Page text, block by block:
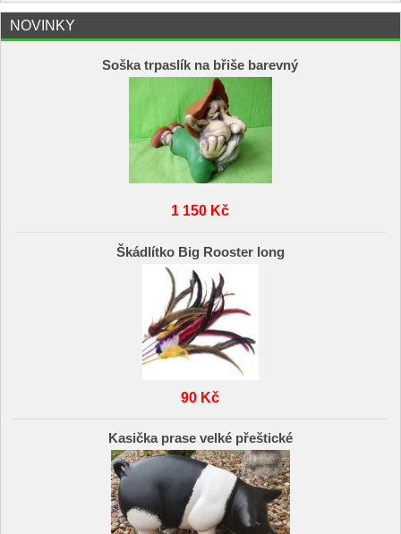
NOVINKY
Soška trpaslík na břiše barevný
1 150 Kč
Škádlítko Big Rooster long
90 Kč
Kasička prase velké přeštické